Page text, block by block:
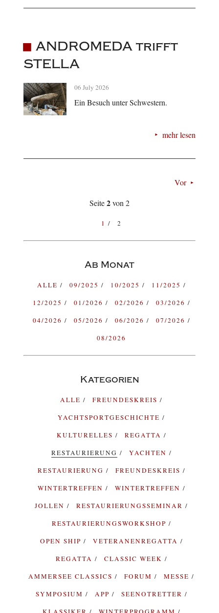
ANDROMEDA trifft
STELLA
06 July 2026
Ein Besuch unter Schwestern.
mehr lesen
Vor
Seite2von 2
1 2
Ab Monat
ALLE 09/2025 10/2025
11/2025
12/2025
01/2026 02/2026
03/2026
04/2026
05/2026 06/2026
07/2026
08/2026
Kategorien
ALLE
FREUNDESKREIS
YACHTSPORTGESCHICHTE
KULTURELLES
REGATTA
RESTAURIERUNG
YACHTEN
RESTAURIERUNG
FREUNDESKREIS
WINTERTREFFEN
WINTERTREFFEN
JOLLEN
RESTAURIERUNGSSEMINAR
RESTAURIERUNGSWORKSHOP
OPEN SHIP
VETERANENREGATTA
REGATTA
CLASSIC WEEK
AMMERSEE CLASSICS
FORUM
MESSE
SYMPOSIUM
APP
SEENOTRETTER